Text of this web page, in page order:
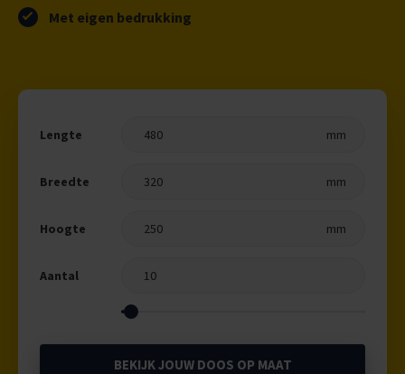
Met eigen bedrukking
Lengte
Breedte
Hoogte
Aantal
BEKIJK JOUW DOOS OP MAAT